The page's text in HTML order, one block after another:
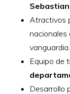
Atractivos
nacionales
vanguardia.
Equipo de
d
Desarrollo